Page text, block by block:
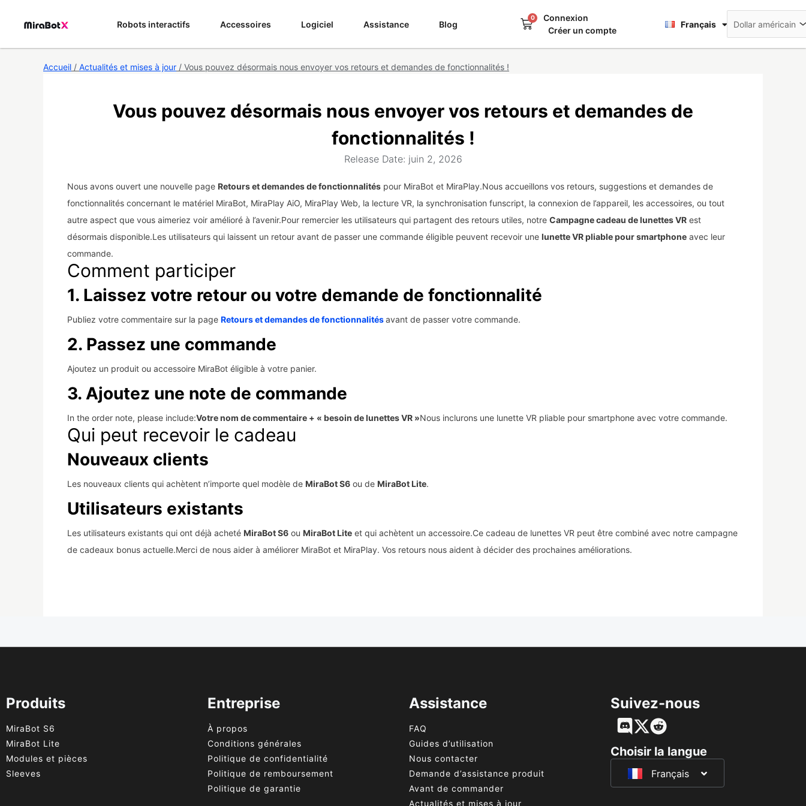
Robots interactifs Accessoires Logiciel Assistance Blog
0
PanierConnexion
Créer un compte
Français
日本語
Accueil / Actualités et mises à jour / Vous pouvez désormais nous envoyer vos retours et demandes de fonctionnalités !
Vous pouvez désormais nous envoyer vos retours et demandes de
fonctionnalités !
Release Date: juin 2, 2026
Nous avons ouvert une nouvelle page Retours et demandes de fonctionnalités pour MiraBot et MiraPlay.Nous accueillons vos retours, suggestions et demandes de
fonctionnalités concernant le matériel MiraBot, MiraPlay AiO, MiraPlay Web, la lecture VR, la synchronisation funscript, la connexion de l’appareil, les accessoires, ou tout
autre aspect que vous aimeriez voir amélioré à l’avenir.Pour remercier les utilisateurs qui partagent des retours utiles, notre Campagne cadeau de lunettes VR est
désormais disponible.Les utilisateurs qui laissent un retour avant de passer une commande éligible peuvent recevoir une lunette VR pliable pour smartphone avec leur
commande.
Comment participer
1. Laissez votre retour ou votre demande de fonctionnalité
Publiez votre commentaire sur la page Retours et demandes de fonctionnalitésavant de passer votre commande.
2. Passez une commande
Ajoutez un produit ou accessoire MiraBot éligible à votre panier.
3. Ajoutez une note de commande
In the order note, please include:Votre nom de commentaire + « besoin de lunettes VR »Nous inclurons une lunette VR pliable pour smartphone avec votre commande.
Qui peut recevoir le cadeau
Nouveaux clients
Les nouveaux clients qui achètent n’importe quel modèle de MiraBot S6 ou de MiraBot Lite.
Utilisateurs existants
Les utilisateurs existants qui ont déjà acheté MiraBot S6 ou MiraBot Lite et qui achètent un accessoire.Ce cadeau de lunettes VR peut être combiné avec notre campagne
de cadeaux bonus actuelle.Merci de nous aider à améliorer MiraBot et MiraPlay. Vos retours nous aident à décider des prochaines améliorations.
Produits
MiraBot S6
MiraBot Lite
Modules et pièces
Sleeves
Entreprise
À propos
Conditions générales
Politique de confidentialité
Politique de remboursement
Politique de garantie
Assistance
FAQ
Guides d’utilisation
Nous contacter
Demande d’assistance produit
Avant de commander
Actualités et mises à jour
Suivez-nous
Choisir la langue
Français
English
Deutsch
日本語